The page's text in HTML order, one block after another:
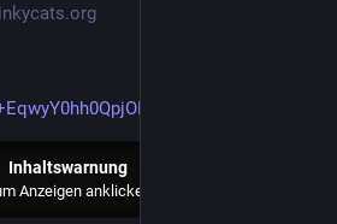
Inhaltswarnung
Anzeigen anklicken